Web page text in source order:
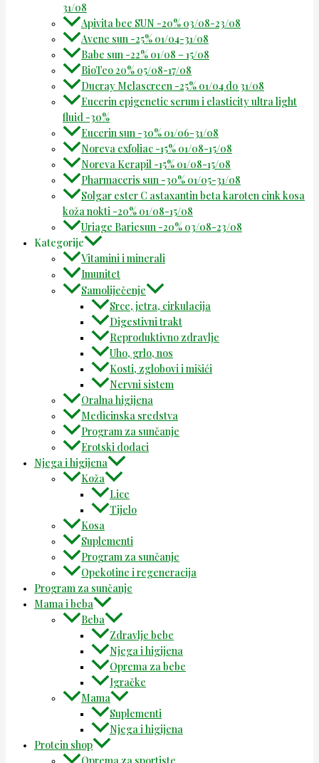
31/08
Apivita bee SUN -20% 03/08-23/08
Avene sun -25% 01/04-31/08
Babe sun -22% 01/08 – 15/08
BioTeo 20% 05/08-17/08
Ducray Melascreen -25% 01/04 do 31/08
Eucerin epigenetic serum i elasticity ultra light
fluid -30%
Eucerin sun -30% 01/06-31/08
Noreva exfoliac -15% 01/08-15/08
Noreva Kerapil -15% 01/08-15/08
Pharmaceris sun -30% 01/05-31/08
Solgar ester C astaxantin beta karoten cink kosa
koža nokti -20% 01/08-15/08
Uriage Bariesun -20% 03/08-23/08
Kategorije
Vitamini i minerali
Imunitet
Samoliječenje
Srce, jetra, cirkulacija
Digestivni trakt
Reproduktivno zdravlje
Uho, grlo, nos
Kosti, zglobovi i mišići
Nervni sistem
Oralna higijena
Medicinska sredstva
Program za sunčanje
Erotski dodaci
Njega i higijena
Koža
Lice
Tijelo
Kosa
Suplementi
Program za sunčanje
Opekotine i regeneracija
Program za sunčanje
Mama i beba
Beba
Zdravlje bebe
Njega i higijena
Oprema za bebe
Igračke
Mama
Suplementi
Njega i higijena
Protein shop